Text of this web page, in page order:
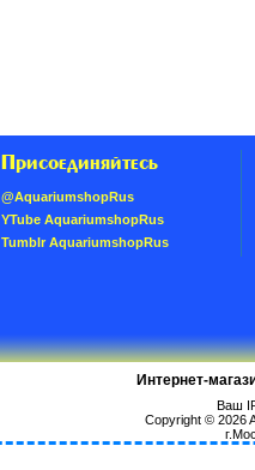
Присоединяйтесь
@AquariumshopRus
YTube AquariumshopRus
Tumblr AquariumshopRus
Интернет-
Ваш
Copyright © 2026